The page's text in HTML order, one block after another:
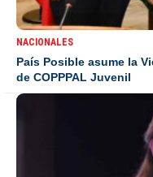
NACIONALES
País Posible asume la
de COPPPAL Juvenil